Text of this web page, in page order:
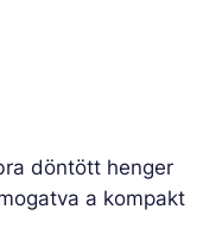
döntött henger
a kompakt